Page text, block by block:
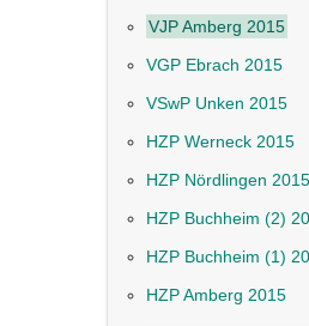
VJP Amberg 2015
VGP Ebrach 2015
VSwP Unken 2015
HZP Werneck 2015
HZP Nördlingen 2015
HZP Buchheim (2)
HZP Buchheim (1)
HZP Amberg 2015